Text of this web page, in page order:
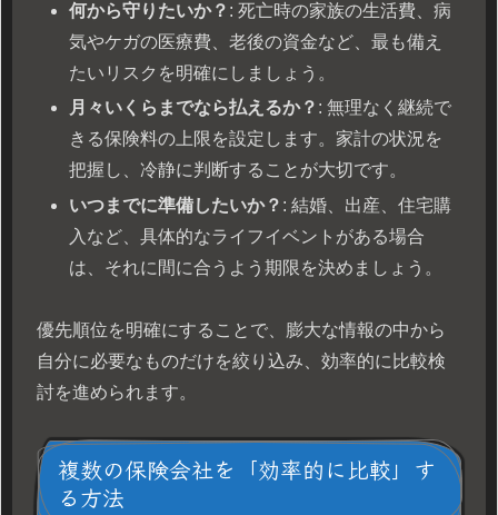
何から守りたいか？ : 死亡時の家族の生活費、病
気やケガの医療費、老後の資金など、最も備え
たいリスクを明確にしましょう。
月々いくらまでなら払えるか？ : 無理なく継続で
きる保険料の上限を設定します。家計の状況を
把握し、冷静に判断することが大切です。
いつまでに準備したいか？ : 結婚、出産、住宅購
入など、具体的なライフイベントがある場合
は、それに間に合うよう期限を決めましょう。
優先順位を明確にすることで、膨大な情報の中から
自分に必要なものだけを絞り込み、効率的に比較検
討を進められます。
複数の保険会社を「効率的に比較」す
る方法